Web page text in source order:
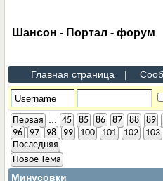
Шансон - Портал - форум
Главная страница |
Первая 45 85 86 87 88 89
96
97 98 99 100 101 102 103
Последняя
Новое Тема
Минусовки